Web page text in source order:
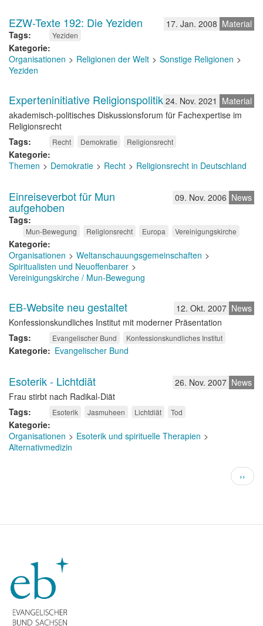
Material
17. Jan. 2008
EZW-Texte 192: Die Yeziden
Tags Yeziden
Kategorie
Organisationen
Religionen der Welt
Sonstige Religionen
Yeziden
Material
24. Nov. 2021
Experteninitiative Religionspolitik
akademisch-politisches Diskussionsforum für Fachexpertise im
Religionsrecht
Tags
Recht Demokratie Religionsrecht
Kategorie
Themen
Demokratie Recht Religionsrecht in Deutschland
News
09. Nov. 2006
Einreiseverbot für Mun
aufgehoben
Tags
Mun-Bewegung Religionsrecht Europa Vereinigungskirche
Kategorie
Organisationen
Weltanschauungsgemeinschaften
Spiritualisten und Neuoffenbarer
Vereinigungskirche / Mun-Bewegung
News
12. Okt. 2007
EB-Website neu gestaltet
Konfessionskundliches Institut mit moderner Präsentation
Tags
Evangelischer Bund Konfessionskundliches Institut
Kategorie Evangelischer Bund
News
26. Nov. 2007
Esoterik - Lichtdiät
Frau stirbt nach Radikal-Diät
Tags
Esoterik Jasmuheen Lichtdiät Tod
Kategorie
Organisationen
Esoterik und spirituelle Therapien
Alternativmedizin
Seite
››